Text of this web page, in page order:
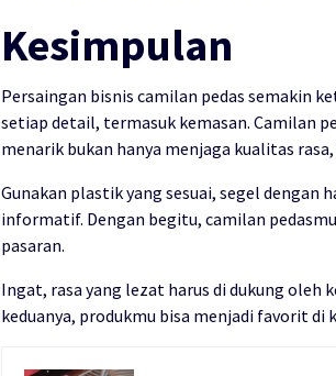
Kesimpulan
Persaingan bisnis camilan pedas semakin
setiap detail, termasuk kemasan. Camilan
menarik bukan hanya menjaga kualitas
Gunakan plastik yang sesuai, segel dengan
informatif. Dengan begitu, camilan
pasaran.
Ingat, rasa yang lezat harus di dukung oleh
keduanya, produkmu bisa menjadi favorit di